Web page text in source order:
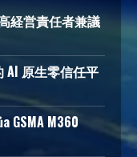
経営責任者兼議
AI 原生零信任平
GSMA M360